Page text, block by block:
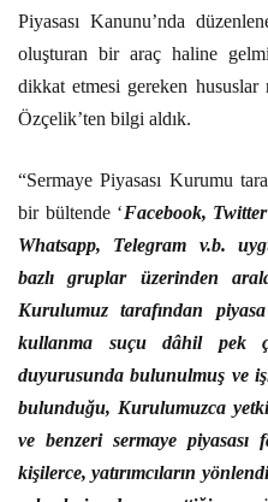
Piyasası Kanunu’nda
oluşturan bir araç haline
dikkat etmesi gereken
Özçelik’ten bilgi aldık.
“Sermaye Piyasası Kurumu
bir bültende ‘Facebook,
Whatsapp, Telegram v.b.
bazlı gruplar üzerinden
Kurulumuz tarafından piyasa
kullanma suçu dâhil pek
duyurusunda bulunulmuş ve
bulunduğu, Kurulumuzca
ve benzeri sermaye
kişilerce, yatırımcıların